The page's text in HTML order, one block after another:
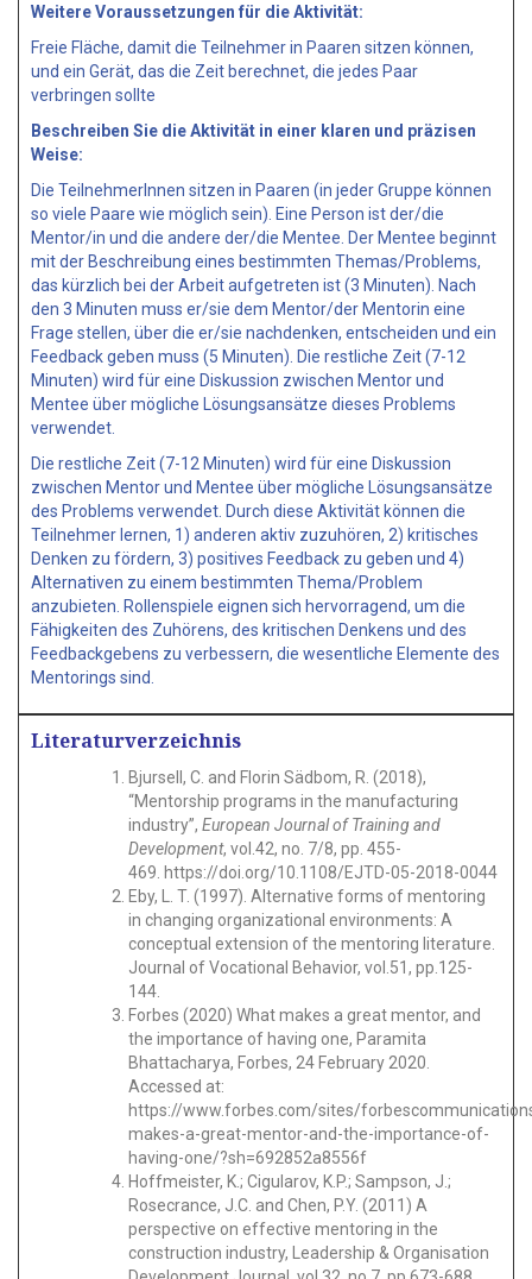
Weitere Voraussetzungen für die Aktivität:
Freie Fläche, damit die Teilnehmer in Paaren sitzen können,
und ein Gerät, das die Zeit berechnet, die jedes Paar
verbringen sollte
Beschreiben Sie die Aktivität in einer klaren und präzisen
Weise:
Die TeilnehmerInnen sitzen in Paaren (in jeder Gruppe können
so viele Paare wie möglich sein). Eine Person ist der/die
Mentor/in und die andere der/die Mentee. Der Mentee beginnt
mit der Beschreibung eines bestimmten Themas/Problems,
das kürzlich bei der Arbeit aufgetreten ist (3 Minuten). Nach
den 3 Minuten muss er/sie dem Mentor/der Mentorin eine
Frage stellen, über die er/sie nachdenken, entscheiden und ein
Feedback geben muss (5 Minuten). Die restliche Zeit (7-12
Minuten) wird für eine Diskussion zwischen Mentor und
Mentee über mögliche Lösungsansätze dieses Problems
verwendet.
Die restliche Zeit (7-12 Minuten) wird für eine Diskussion
zwischen Mentor und Mentee über mögliche Lösungsansätze
des Problems verwendet. Durch diese Aktivität können die
Teilnehmer lernen, 1) anderen aktiv zuzuhören, 2) kritisches
Denken zu fördern, 3) positives Feedback zu geben und 4)
Alternativen zu einem bestimmten Thema/Problem
anzubieten. Rollenspiele eignen sich hervorragend, um die
Fähigkeiten des Zuhörens, des kritischen Denkens und des
Feedbackgebens zu verbessern, die wesentliche Elemente des
Mentorings sind.
Literaturverzeichnis
Bjursell, C. and Florin Sädbom, R. (2018),
“Mentorship programs in the manufacturing
industry”, European Journal of Training and
Development, vol.42, no. 7/8, pp. 455-
469. https://doi.org/10.1108/EJTD-05-2018-0044
Eby, L. T. (1997). Alternative forms of mentoring
in changing organizational environments: A
conceptual extension of the mentoring literature.
Journal of Vocational Behavior, vol.51, pp.125-
144.
Forbes (2020) What makes a great mentor, and
the importance of having one, Paramita
Bhattacharya, Forbes, 24 February 2020.
Accessed at:
https://www.forbes.com/sites/
makes-a-great-mentor-and-the-importance-of-
having-one/?sh=692852a8556f
Hoffmeister, K.; Cigularov, K.P.; Sampson, J.;
Rosecrance, J.C. and Chen, P.Y. (2011) A
perspective on effective mentoring in the
construction industry, Leadership & Organisation